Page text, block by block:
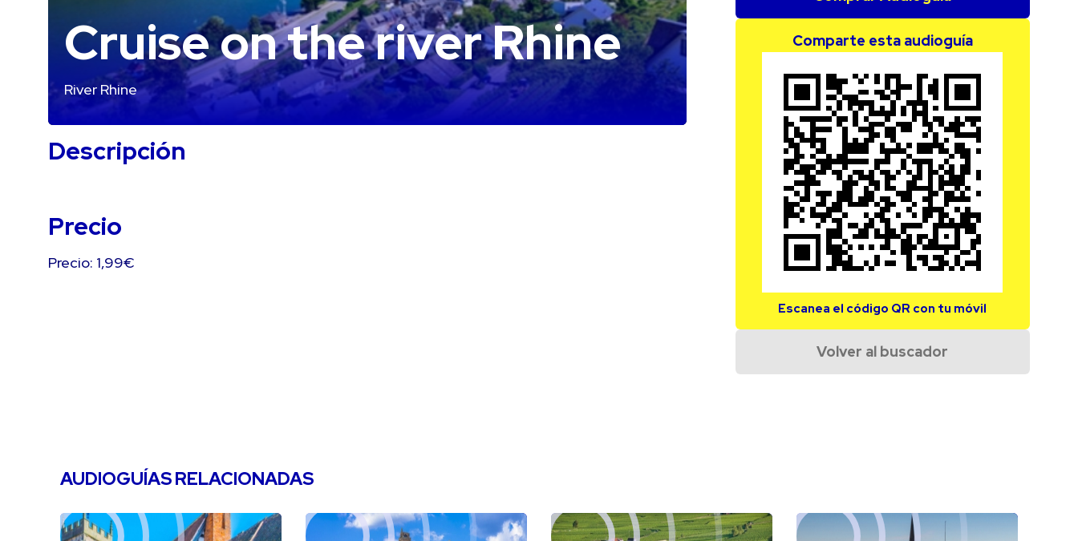
Cruise on the river Rhine
River Rhine
Descripción
Precio
Precio: 1,99€
Comparte esta audioguía
Escanea el código QR con tu móvil
Volver al buscador
AUDIOGUÍAS RELACIONADAS